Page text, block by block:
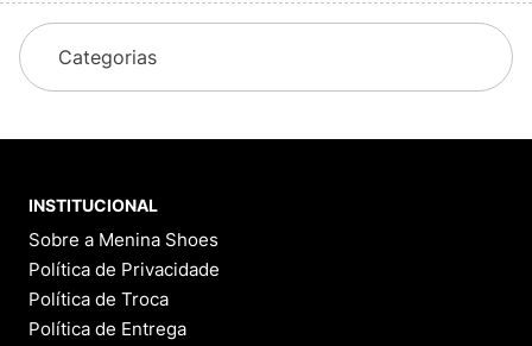
Categorias
INSTITUCIONAL
Sobre a Menina Shoes
Política de Privacidade
Política de Troca
Política de Entrega